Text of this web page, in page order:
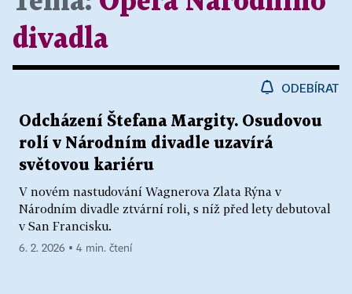
divadla
ODEBÍRAT
Odcházení Štefana Margity. Osudovou
rolí v Národním divadle uzavírá
světovou kariéru
V novém nastudování Wagnerova Zlata Rýna v
Národním divadle ztvární roli, s níž před lety debutoval
v San Francisku.
6. 2. 2026 ▪ 4 min. čtení